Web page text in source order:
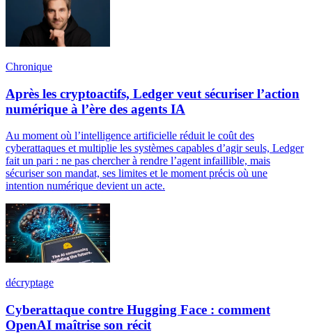
Chronique
Après les cryptoactifs, Ledger veut sécuriser l’action
numérique à l’ère des agents IA
Au moment où l’intelligence artificielle réduit le coût des
cyberattaques et multiplie les systèmes capables d’agir seuls, Ledger
fait un pari : ne pas chercher à rendre l’agent infaillible, mais
sécuriser son mandat, ses limites et le moment précis où une
intention numérique devient un acte.
décryptage
Cyberattaque contre Hugging Face : comment
OpenAI maîtrise son récit